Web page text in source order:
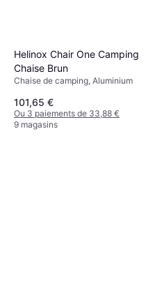
Helinox Chair One Camping
Chaise Brun
Chaise de camping, Aluminium
101,65 €
Ou 3 paiements de 33,88 €
9 magasins